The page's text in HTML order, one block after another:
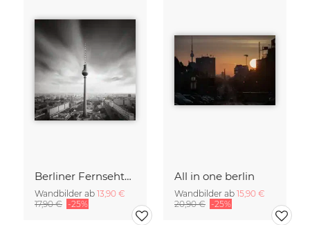
Berliner Fernsehturm
Wandbilder ab 13,90 €
17,90 € -25%
All in one berlin
Wandbilder ab 15,90 €
20,90 € -25%